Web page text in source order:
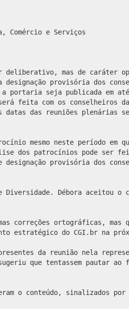
Comércio e Serviços
deliberativo, mas de caráter
designação provisória dos
portaria seja publicada em
feita com os conselheiros da
datas das reuniões plenárias
mesmo neste período em
dos patrocínios pode ser
designação provisória dos
Diversidade. Débora aceitou o
correções ortográficas, mas
estratégico do CGI.br na
da reunião nela
que tentassem pautar
o conteúdo, sinalizados por